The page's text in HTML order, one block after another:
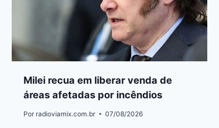
Milei recua em liberar venda de
áreas afetadas por incêndios
Por radioviamix.com.br 07/08/2026